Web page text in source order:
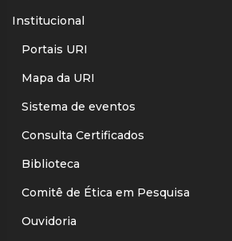
Institucional
Portais URI
Mapa da URI
Sistema de eventos
Consulta Certificados
Biblioteca
Comitê de Ética em Pesquisa
Ouvidoria